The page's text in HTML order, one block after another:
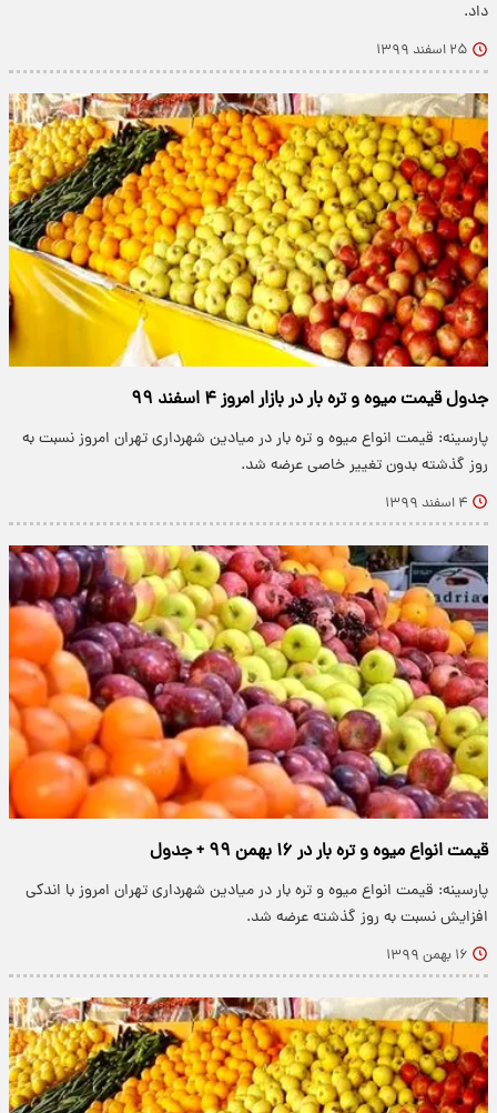
داد.
۲۵ اسفند ۱۳۹۹
جدول قیمت میوه و تره بار در بازار امروز ۴ اسفند ۹۹
پارسینه: قیمت انواع میوه و تره بار در میادین شهرداری تهران امروز نسبت به
روز گذشته بدون تغییر خاصی عرضه شد.
۴ اسفند ۱۳۹۹
قیمت انواع میوه و تره بار در ۱۶ بهمن ۹۹ + جدول
پارسینه: قیمت انواع میوه و تره بار در میادین شهرداری تهران امروز با اندکی
افزایش نسبت به روز گذشته عرضه شد.
۱۶ بهمن ۱۳۹۹